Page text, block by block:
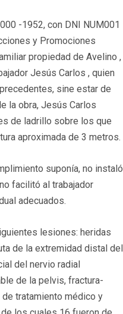
-1952, con DNI NUM001
y Promociones
propiedad de Avelino ,
Jesús Carlos , quien
sine estar de
la obra, Jesús Carlos
de ladrillo sobre los que
aproximada de 3 metros.
suponía, no instaló
facilitó al trabajador
adecuados.
lesiones: heridas
de la extremidad distal del
del nervio radial
de la pelvis, fractura-
tratamiento médico y